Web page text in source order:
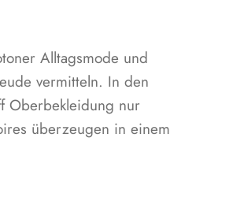
Alltagsmode und
vermitteln. In den
Oberbekleidung nur
überzeugen in einem